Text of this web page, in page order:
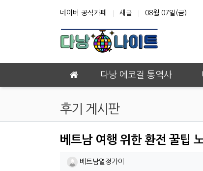
네이버 공식카페 새글 08월 07일(금)
다낭 에코걸 통역사
후기 게시판
베트남 여행 위한 환전 꿀팁
작성자 정보
베트남열정가이